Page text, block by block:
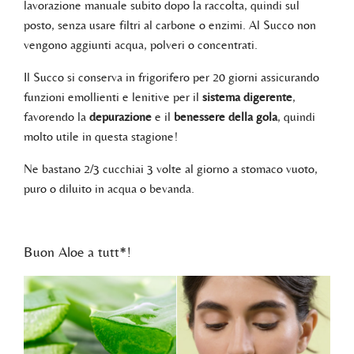
lavorazione manuale subito dopo la raccolta, quindi sul
posto, senza usare filtri al carbone o enzimi. Al Succo non
vengono aggiunti acqua, polveri o concentrati.
Il Succo si conserva in frigorifero per 20 giorni assicurando
funzioni emollienti e lenitive per il sistema digerente,
favorendo la depurazione e il benessere della gola, quindi
molto utile in questa stagione!
Ne bastano 2/3 cucchiai 3 volte al giorno a stomaco vuoto,
puro o diluito in acqua o bevanda.
Buon Aloe a tutt*!